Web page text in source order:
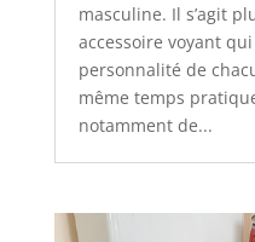
masculine. Il s’agit
accessoire voyant
personnalité de
même temps
notamment de...